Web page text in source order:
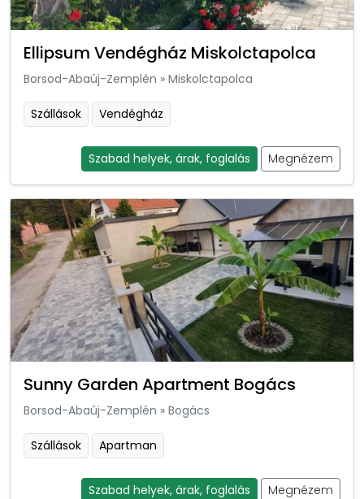
Ellipsum Vendégház Miskolctapolca
Borsod-Abaúj-Zemplén » Miskolctapolca
Szállások Vendégház
Szabad helyek, árak, foglalás Megnézem
Sunny Garden Apartment Bogács
Borsod-Abaúj-Zemplén » Bogács
Szállások Apartman
Szabad helyek, árak, foglalás Megnézem